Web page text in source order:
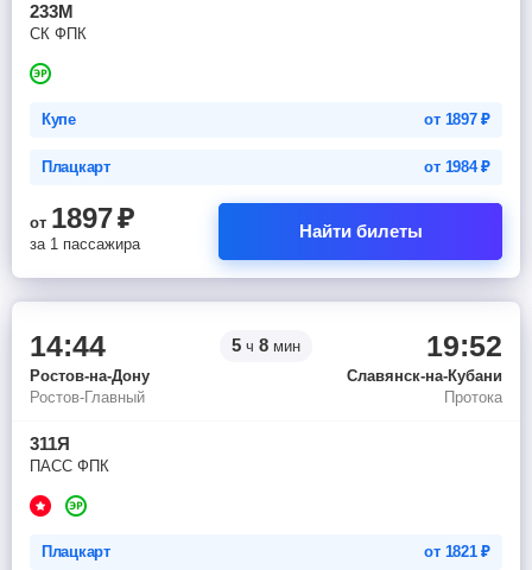
233М
СК ФПК
Купе от 1897₽
Плацкарт от 1984₽
от 1897₽
за 1 пассажира
Найти билеты
14:44 5 ч 8 мин 19:52
Ростов-на-Дону
Славянск-на-Кубани
Ростов-Главный
Протока
311Я
ПАСС ФПК
Плацкарт от 1821₽